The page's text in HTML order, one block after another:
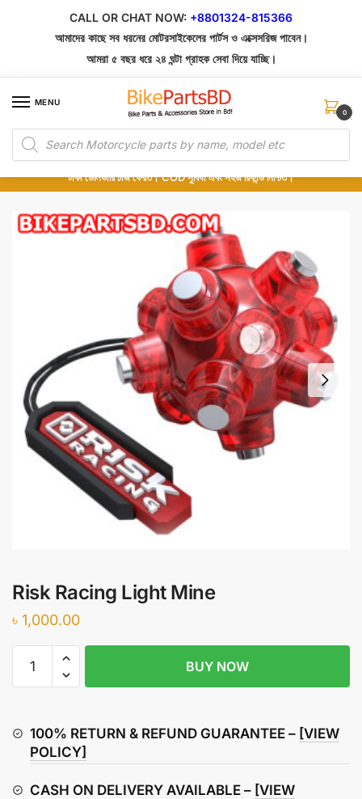
CALL OR CHAT NOW: +8801324-815366
আমাদের কাছে সব ধরনের মোটরসাইকেলের পার্টস ও এক্সেসরিজ পাবেন।
আমরা ৫ বছর ধরে ২৪ ঘন্টা গ্রাহক সেবা দিয়ে যাচ্ছি।
MENU
Products
search
0
১০০% অরিজিনাল পার্টস – শোরুম থেকে সরাসরি সংগ্রহ এবং শুধুমাত্র কুরিয়ার সার্ভিসে ডেলিভারি।
অর্ডার করার পর পার্টের ছবি দেখুন। পছন্দ হলে Cash on Delivery দিন, না হলে ৫ মিনিটে ১৯৯
টাকা ডেলিভারি চার্জ ফেরত। COD সুবিধা এবং সহজ রিফান্ড নিশ্চিত।
Risk Racing Light Mine
৳ 1,000.00
Racing
quantity
BUY NOW
100% RETURN & REFUND GUARANTEE – [VIEW
POLICY]
CASH ON DELIVERY AVAILABLE – [VIEW